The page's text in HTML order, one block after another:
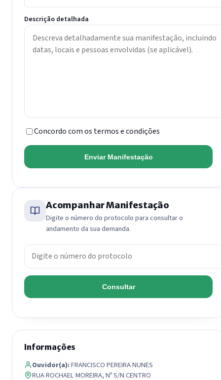
Descrição detalhada
Concordo com os termos e condições
Enviar Manifestação
Acompanhar Manifestação
Digite o número do protocolo para consultar o
andamento da sua demanda.
Número do protocolo
Consultar
Informações
Ouvidor(a):FRANCISCO PEREIRA NUNES
RUA ROCHAEL MOREIRA, Nº S/N CENTRO